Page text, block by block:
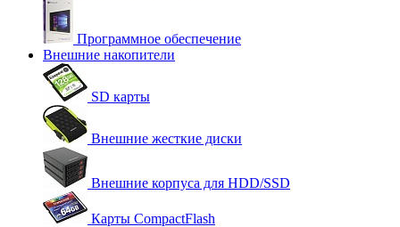
Программное обеспечение
Внешние накопители
SD карты
Внешние жесткие диски
Внешние корпуса для HDD/SSD
Карты CompactFlash